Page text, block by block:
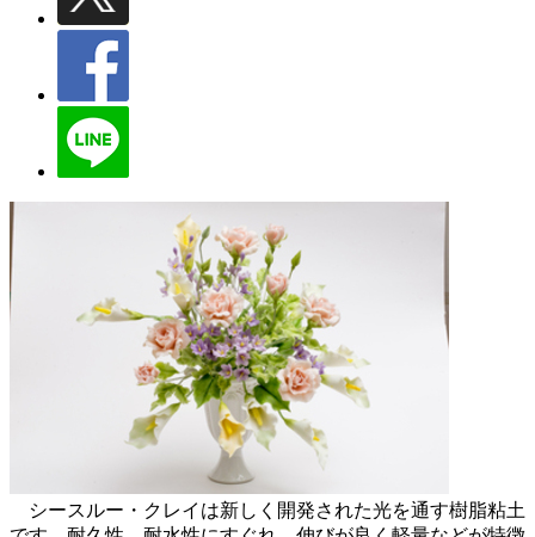
シースルー・クレイは新しく開発された光を通す樹脂粘土